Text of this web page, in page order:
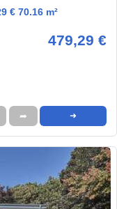
€ 70.16 m²
479,29 €
➦ ➜